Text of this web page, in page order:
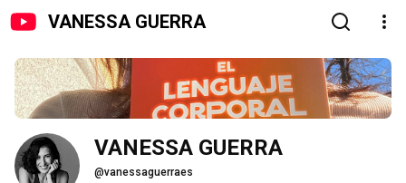
VANESSA GUERRA
VANESSA GUERRA
@vanessaguerraes